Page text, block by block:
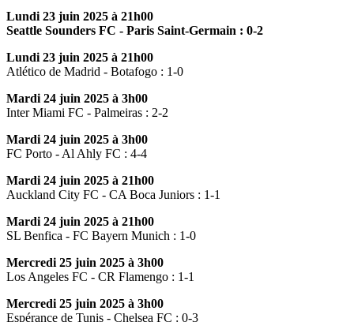
Lundi 23 juin 2025 à 21h00
Seattle Sounders FC - Paris Saint-Germain : 0-2
Lundi 23 juin 2025 à 21h00
Atlético de Madrid - Botafogo : 1-0
Mardi 24 juin 2025 à 3h00
Inter Miami FC - Palmeiras : 2-2
Mardi 24 juin 2025 à 3h00
FC Porto - Al Ahly FC : 4-4
Mardi 24 juin 2025 à 21h00
Auckland City FC - CA Boca Juniors : 1-1
Mardi 24 juin 2025 à 21h00
SL Benfica - FC Bayern Munich : 1-0
Mercredi 25 juin 2025 à 3h00
Los Angeles FC - CR Flamengo : 1-1
Mercredi 25 juin 2025 à 3h00
Espérance de Tunis - Chelsea FC : 0-3